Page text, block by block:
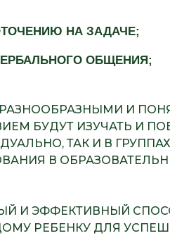
РАЗНООБРАЗНЫМИ И
БУДУТ ИЗУЧАТЬ И
ТАК И В
В
И ЭФФЕКТИВНЫЙ
РЕБЕНКУ ДЛЯ
НА ЗАДАЧЕ;
ОБЩЕНИЯ;